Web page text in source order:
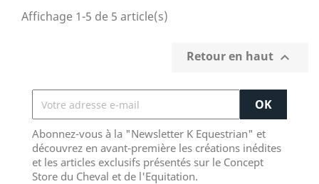
Affichage 1-5 de 5 article(s)
Retour en haut 
Abonnez-vous à la "Newsletter K Equestrian" et
découvrez en avant-première les créations inédites
et les articles exclusifs présentés sur le Concept
Store du Cheval et de l'Equitation.